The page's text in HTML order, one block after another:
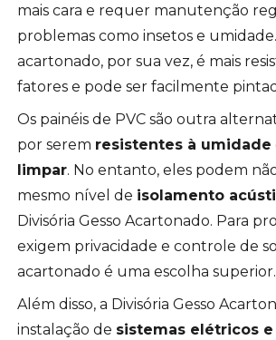
mais cara e requer manutenção
problemas como insetos e
acartonado, por sua vez, é mais
fatores e pode ser facilmente
Os painéis de PVC são outra
por serem resistentes à umidade
limpar. No entanto, eles podem
mesmo nível de isolamento
Divisória Gesso Acartonado. Para
exigem privacidade e controle de
acartonado é uma escolha superior.
Além disso, a Divisória Gesso
instalação de sistemas elétricos